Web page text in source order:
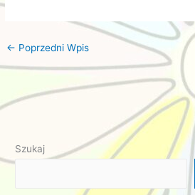
← Poprzedni Wpis
Szukaj